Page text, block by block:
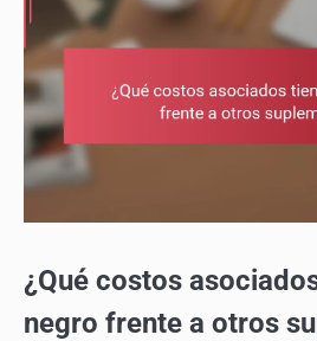
¿Qué costos
negro frente a otros